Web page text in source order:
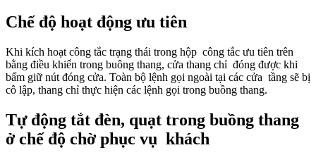
Chế độ hoạt động ưu tiên
Khi kích hoạt công tắc trạng thái trong hộp công tắc ưu tiên trên
bằng điều khiển trong buông thang, cửa thang chỉ đóng được khi
bấm giữ nút đóng cửa. Toàn bộ lệnh gọi ngoài tại các cửa tầng sẽ bị
cô lập, thang chỉ thực hiện các lệnh gọi trong buồng thang.
Tự động tắt đèn, quạt trong buồng thang
ở chế độ chờ phục vụ khách